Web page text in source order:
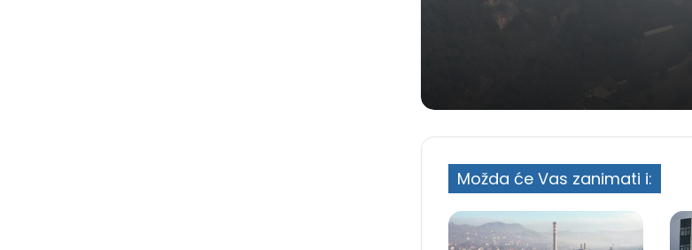
Možda će Vas zanimati i: